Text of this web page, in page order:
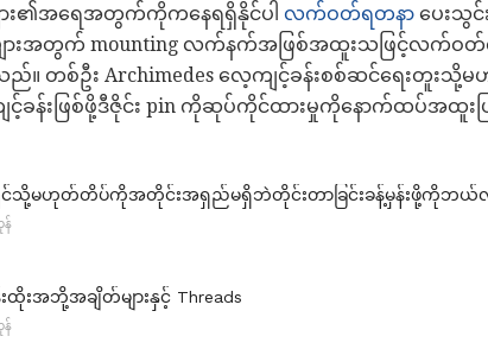
း၏အရေအတွက်ကိုကနေရရှိနိုင်ပါ လက်ဝတ်ရတနာ ပေးသွင်
းအတွက် mounting လက်နက်အဖြစ်အထူးသဖြင့်လက်ဝတ်ရ
ည်။ တစ်ဦး Archimedes လေ့ကျင့်ခန်းစစ်ဆင်ရေးတူးသို့
င့်ခန်းဖြစ်ဖို့ဒီဇိုင်း pin ကိုဆုပ်ကိုင်ထားမှုကိုနောက်ထပ်အထူးပ
ရှင်သို့မဟုတ်တိပ်ကိုအတိုင်းအရှည်မရှိဘဲတိုင်းတာခြင်းခန့်မှန်းဖို့ကိုဘယ်
န်
ထိုးအဘို့အချိတ်များနှင့် Threads
န်